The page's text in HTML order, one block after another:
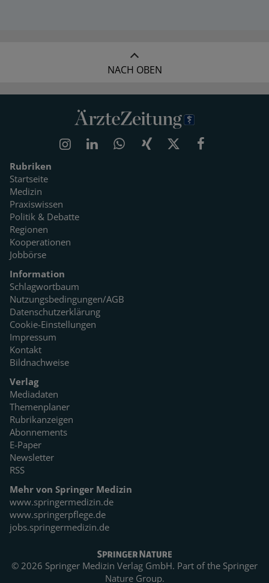
NACH OBEN
Rubriken
Startseite
Medizin
Praxiswissen
Politik & Debatte
Regionen
Kooperationen
Jobbörse
Information
Schlagwortbaum
Nutzungsbedingungen/AGB
Datenschutzerklärung
Cookie-Einstellungen
Impressum
Kontakt
Bildnachweise
Verlag
Mediadaten
Themenplaner
Rubrikanzeigen
Abonnements
E-Paper
Newsletter
RSS
Mehr von Springer Medizin
www.springermedizin.de
www.springerpflege.de
jobs.springermedizin.de
© 2026 Springer Medizin Verlag GmbH. Part of the Springer
Nature Group.